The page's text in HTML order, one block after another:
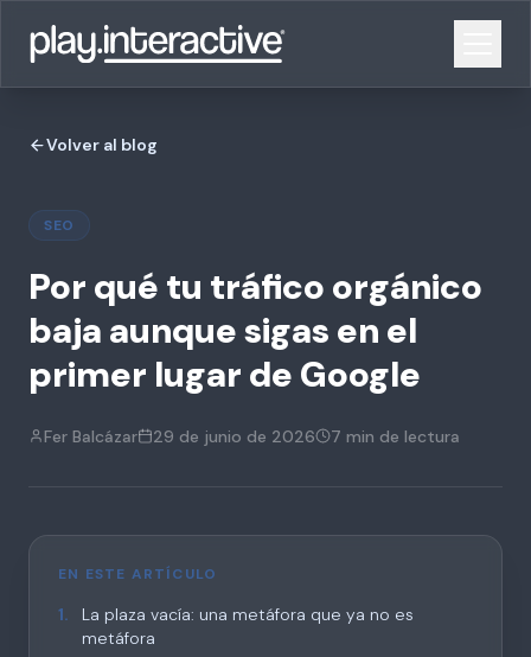
Volver al blog
SEO
Por qué tu tráfico orgánico
baja aunque sigas en el
primer lugar de Google
Fer Balcázar 29 de junio de 2026 7 min de lectura
EN ESTE ARTÍCULO
1.
La plaza vacía: una metáfora que ya no es
metáfora